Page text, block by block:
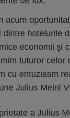
acum
hotelurile
economii şi
tuturor celor
cu entuziasm
Julius Meinl
a Julius